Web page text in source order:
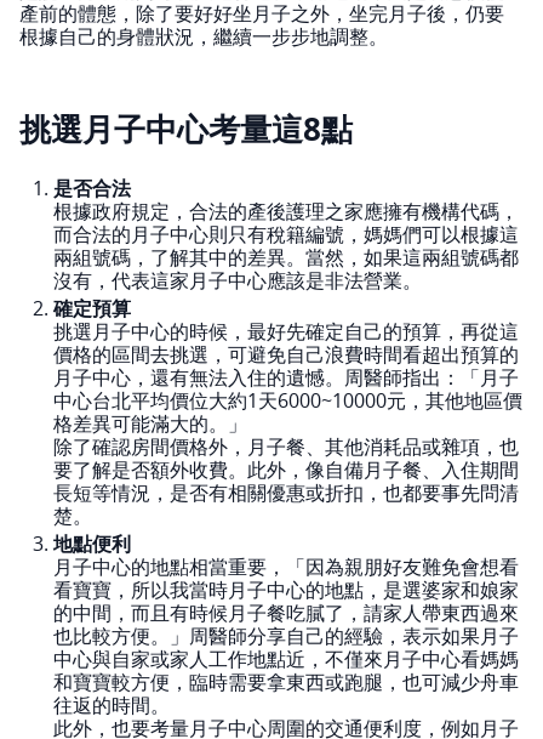
產前的體態，除了要好好坐月子之外，坐完月子後，仍要
根據自己的身體狀況，繼續一步步地調整。
挑選月子中心考量這8點
是否合法
根據政府規定，合法的產後護理之家應擁有機構代碼，
而合法的月子中心則只有稅籍編號，媽媽們可以根據這
兩組號碼，了解其中的差異。當然，如果這兩組號碼都
沒有，代表這家月子中心應該是非法營業。
確定預算
挑選月子中心的時候，最好先確定自己的預算，再從這
價格的區間去挑選，可避免自己浪費時間看超出預算的
月子中心，還有無法入住的遺憾。周醫師指出：「月子
中心台北平均價位大約1天6000~10000元，其他地區價
格差異可能滿大的。」
除了確認房間價格外，月子餐、其他消耗品或雜項，也
要了解是否額外收費。此外，像自備月子餐、入住期間
長短等情況，是否有相關優惠或折扣，也都要事先問清
楚。
地點便利
月子中心的地點相當重要，「因為親朋好友難免會想看
看寶寶，所以我當時月子中心的地點，是選婆家和娘家
的中間，而且有時候月子餐吃膩了，請家人帶東西過來
也比較方便。」周醫師分享自己的經驗，表示如果月子
中心與自家或家人工作地點近，不僅來月子中心看媽媽
和寶寶較方便，臨時需要拿東西或跑腿，也可減少舟車
往返的時間。
此外，也要考量月子中心周圍的交通便利度，例如月子